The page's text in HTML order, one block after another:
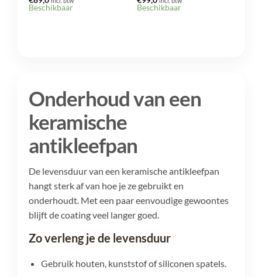
Beschikbaar Beschikbaar
Onderhoud van een
keramische
antikleefpan
De levensduur van een keramische antikleefpan
hangt sterk af van hoe je ze gebruikt en
onderhoudt. Met een paar eenvoudige gewoontes
blijft de coating veel langer goed.
Zo verleng je de levensduur
Gebruik houten, kunststof of siliconen spatels.